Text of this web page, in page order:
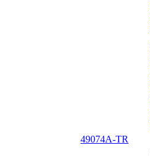
49074A-TR